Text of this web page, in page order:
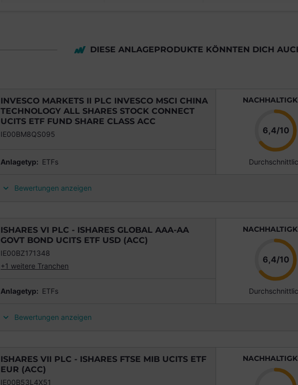
DIESE ANLAGEPRODUKTE KÖNNTEN DICH
INVESCO MARKETS II PLC INVESCO MSCI CHINA
TECHNOLOGY ALL SHARES STOCK CONNECT
UCITS ETF FUND SHARE CLASS ACC
IE00BM8QS095
Anlagetyp: ETFs
6,4/10
Bewertungen anzeigen
ISHARES VI PLC - ISHARES GLOBAL AAA-AA
GOVT BOND UCITS ETF USD (ACC)
IE00BZ171348
+1 weitere Tranchen
Anlagetyp: ETFs
6,4/10
Bewertungen anzeigen
ISHARES VII PLC - ISHARES FTSE MIB UCITS ETF
EUR (ACC)
IE00B53L4X51